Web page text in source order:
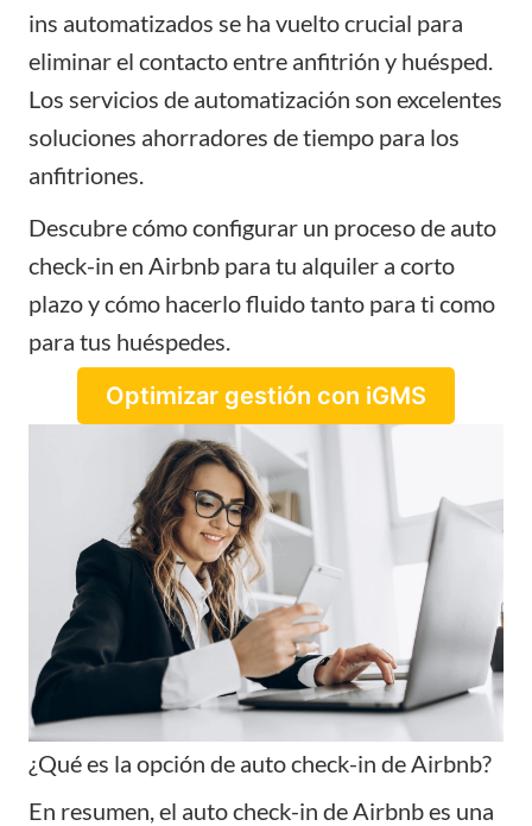
ins automatizados se ha vuelto crucial para
eliminar el contacto entre anfitrión y huésped.
Los servicios de automatización son excelentes
soluciones ahorradores de tiempo para los
anfitriones.
Descubre cómo configurar un proceso de auto
check-in en Airbnb para tu alquiler a corto
plazo y cómo hacerlo fluido tanto para ti como
para tus huéspedes.
Optimizar gestión con iGMS
¿Qué es la opción de auto check-in de Airbnb?
En resumen, el auto check-in de Airbnb es una